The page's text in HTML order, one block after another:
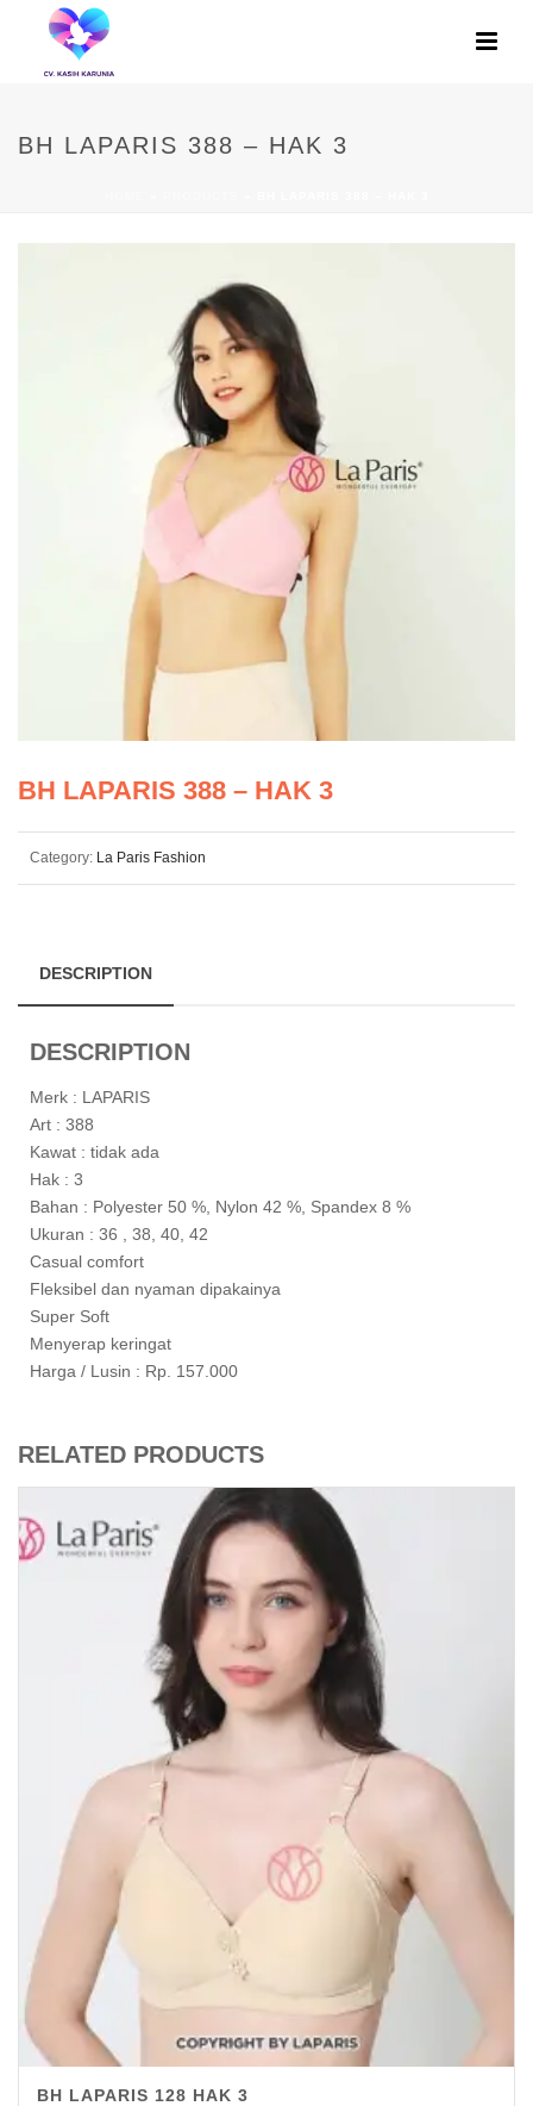
BH LAPARIS 388 – HAK 3
BH LAPARIS 388 – HAK 3
Category: La Paris Fashion
DESCRIPTION
DESCRIPTION
Merk : LAPARIS
Art : 388
Kawat : tidak ada
Hak : 3
Bahan : Polyester 50 %, Nylon 42 %, Spandex 8 %
Ukuran : 36 , 38, 40, 42
Casual comfort
Fleksibel dan nyaman dipakainya
Super Soft
Menyerap keringat
Harga / Lusin : Rp. 157.000
RELATED PRODUCTS
BH LAPARIS 128 HAK 3